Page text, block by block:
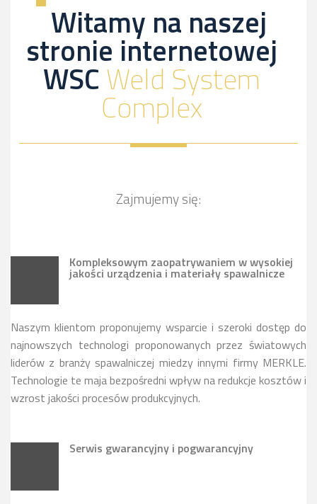
Witamy na naszej
stronie internetowej
WSCWeld System
Complex
Zajmujemy się:
Kompleksowym zaopatrywaniem w wysokiej
jakości urządzenia i materiały spawalnicze
Naszym klientom proponujemy wsparcie i szeroki dostęp do
najnowszych technologi proponowanych przez światowych
liderów z branży spawalniczej miedzy innymi firmy MERKLE.
Technologie te maja bezpośredni wpływ na redukcje kosztów i
wzrost jakości procesów produkcyjnych.
Serwis gwarancyjny i pogwarancyjny